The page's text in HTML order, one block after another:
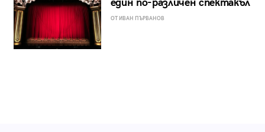
един по-различен спектакъл
ОТ ИВАН ПЪРВАНОВ